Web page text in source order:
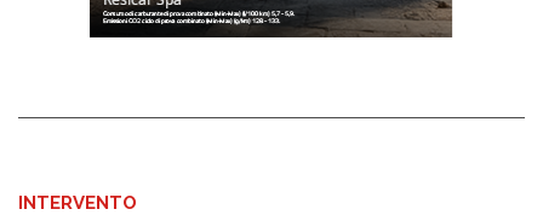
INTERVENTO